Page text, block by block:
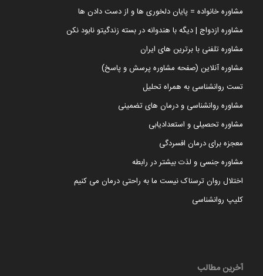
مشاوره خانواده = پایان دلخوری ها و از دست دادن ها
مشاوره ازدواج | دیگه با هندوانه در بسته زندگیتو نابود نکن
مشاوره تلفنی با برترین های ایران
مشاوره آنلاین (صفحه مشاوره پرسش و پاسخ)
تست روانشناسی به همراه تحلیل
مشاوره روانشناسی و درمان های تضمینی
مشاوره تحصیلی و استعدادیابی
معجزه برای درمان افسردگی
مشاوره جنسی و لذت بیشتر در رابطه
اختلال روان ترسناک نیست ما به راحتی درمان می کنیم
کلیپ روانشناسی
آخرین مطالب